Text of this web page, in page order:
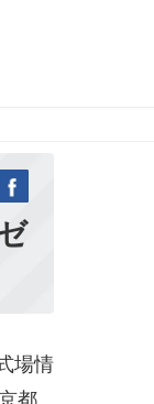
場情
都